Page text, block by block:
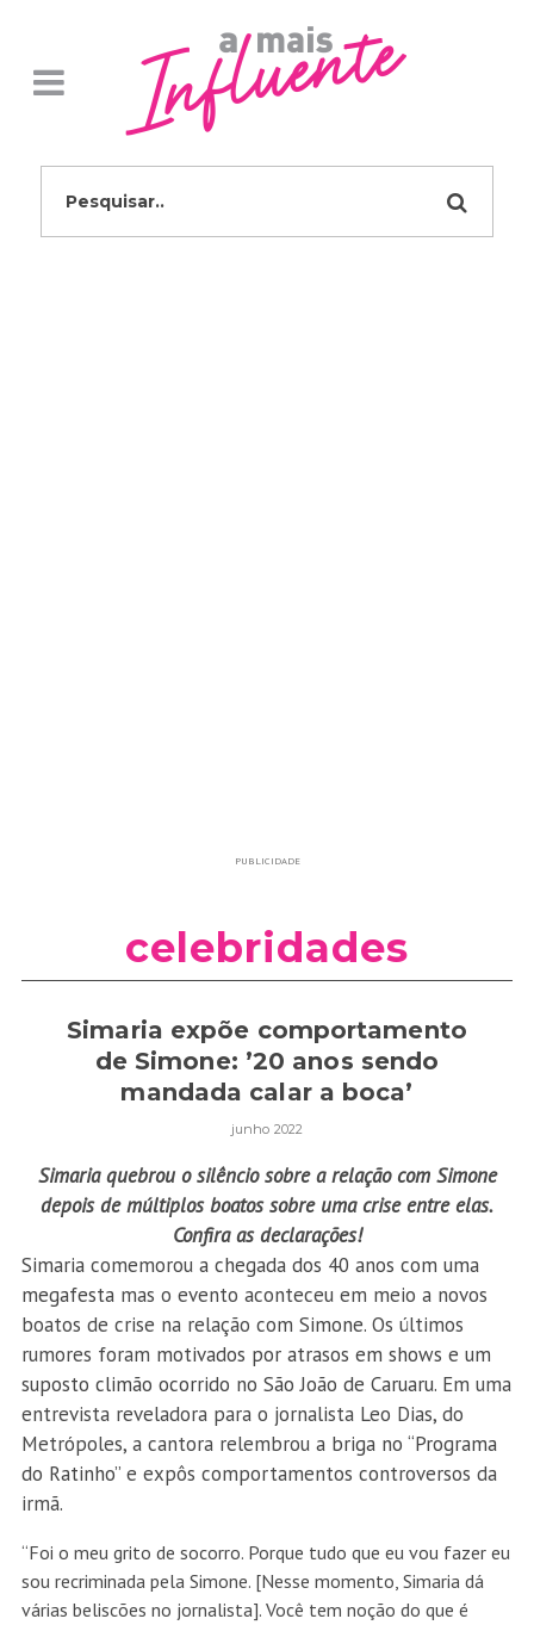
PUBLICIDADE
celebridades
Simaria expõe comportamento
de Simone: ’20 anos sendo
mandada calar a boca’
junho 2022
Simaria quebrou o silêncio sobre a relação com Simone
depois de múltiplos boatos sobre uma crise entre elas.
Confira as declarações!
Simariacomemorou a chegada dos 40 anos com uma
megafesta mas o evento aconteceu em meio a novos
boatos de crise na relação com Simone. Os últimos
rumores foram motivados por atrasos em shows e um
suposto climão ocorrido no São João de Caruaru. Em uma
entrevista reveladora para o jornalista Leo Dias, do
Metrópoles, a cantora relembrou a briga no “Programa
do Ratinho”e expôs comportamentos controversos da
irmã.
“Foi o meu grito de socorro. Porque tudo que eu vou fazer eu
sou recriminada pela Simone. [Nesse momento, Simaria dá
várias beliscões no jornalista]. Você tem noção do que é